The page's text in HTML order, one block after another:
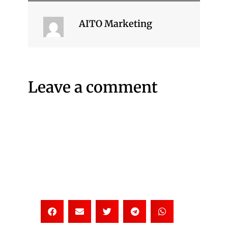
AITO Marketing
Leave a comment